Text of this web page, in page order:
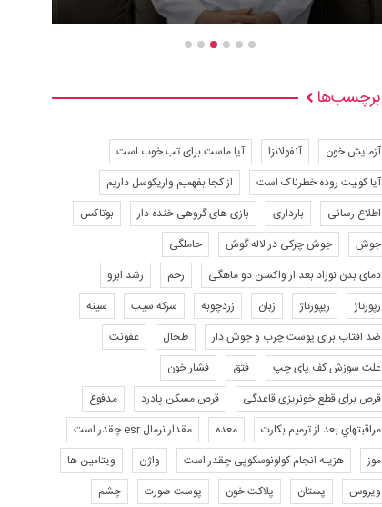
برچسب‌ها
آزمایش خون آنفولانزا
آیا ماست برای تب خوب است
آیا کولیت روده خطرناک است
از کجا بفهمیم واریکوسل داریم
اطلاع رسانی
بارداری بازی های گروهی خنده دار
بوتاکس
جوش
جوش چرکی در لاله گوش
حاملگی
دمای بدن نوزاد بعد از واکسن دو ماهگی
رحم
رشد ابرو
رپورتاژ
ریپورتاژ زبان زردچوبه سرکه سیب
سینه
ضد افتاب برای پوست چرب و جوش دار
طحال
عفونت
علت سوزش کف پای چپ
فتق
فشار خون
قرص برای قطع خونریزی قاعدگی
قرص مسکن پادرد
مدفوع
مراقبتهاي بعد از ترميم بكارت
معده
مقدار نرمال esr چقدر است
موز
هزینه انجام کولونوسکوپی چقدر است واژن
ویتامین ها
ویروس
پستان پلاکت خون پوست صورت
چشم